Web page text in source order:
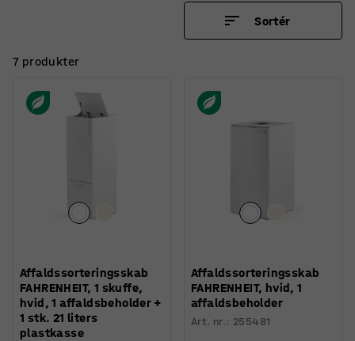
Sortér
7 produkter
Affaldssorteringsskab
FAHRENHEIT, 1 skuffe,
hvid, 1 affaldsbeholder +
1 stk. 21 liters
plastkasse
Affaldssorteringsskab
FAHRENHEIT, hvid, 1
affaldsbeholder
Art. nr.: 255481